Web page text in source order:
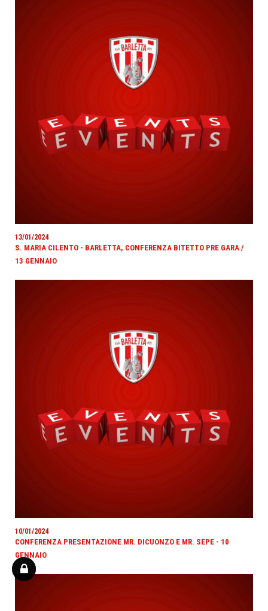
13/01/2024
S. MARIA CILENTO - BARLETTA, CONFERENZA BITETTO PRE GARA /
13 GENNAIO
10/01/2024
CONFERENZA PRESENTAZIONE MR. DICUONZO E MR. SEPE - 10
GENNAIO